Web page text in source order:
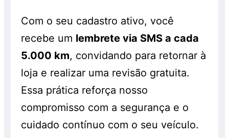
Com o seu cadastro ativo, você
recebe um lembrete via SMS a cada
5.000 km, convidando para retornar à
loja e realizar uma revisão gratuita.
Essa prática reforça nosso
compromisso com a segurança e o
cuidado contínuo com o seu veículo.